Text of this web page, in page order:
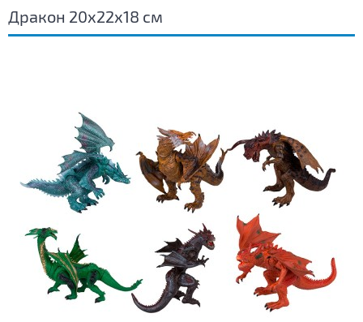
Дракон 20х22х18 см